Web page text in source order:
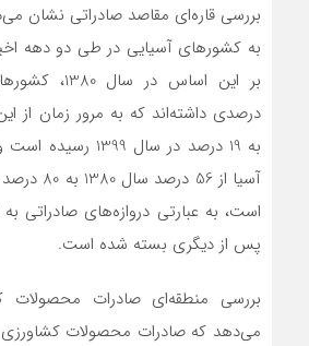
بررسی قاره‌ای مقاصد صادراتی نشان
به کشورهای آسیایی در طی دو دهه
درصدی داشته‌اند که به‌ مرور زمان از
به 19 درصد در سال
است، به عبارتی دروازه‌های صادراتی به
پس از دیگری بسته ‌شده است.
بررسی منطقه‌ای صادرات محصولات
می‌دهد که صادرات محصولات کشاورزی